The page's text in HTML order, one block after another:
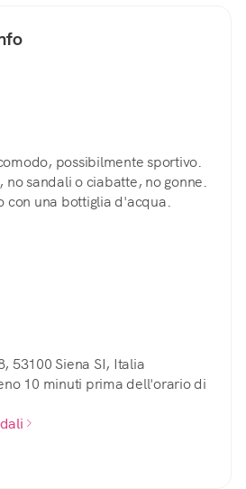
possibilmente sportivo.
no sandali o ciabatte, no gonne.
con una bottiglia d'acqua.
53100 Siena SI, Italia
10 minuti prima dell'orario di